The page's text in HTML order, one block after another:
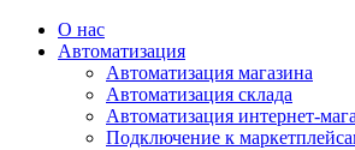
О нас
Автоматизация
Автоматизация магазина
Автоматизация склада
Автоматизация интернет-
Подключение к